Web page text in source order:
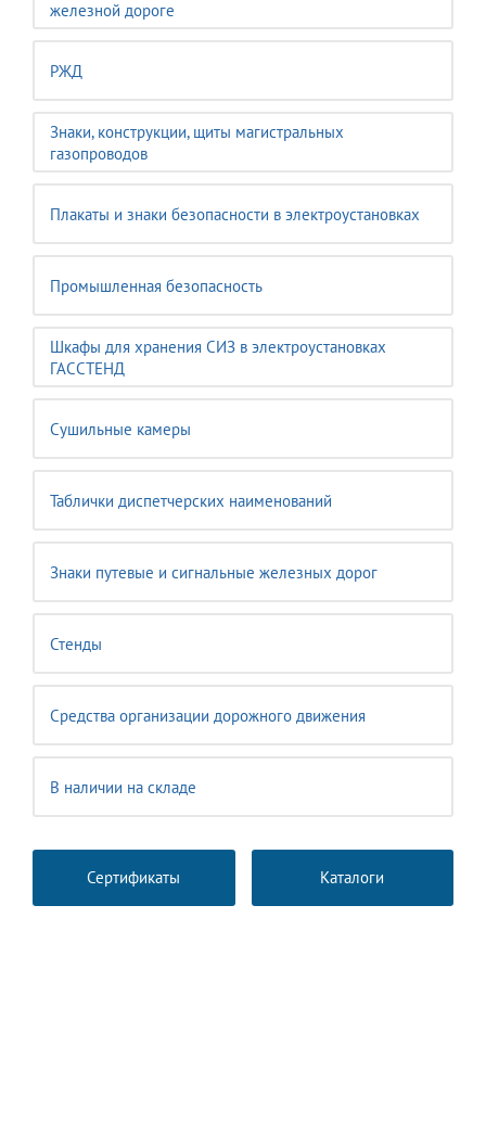
железной дороге
РЖД
Знаки, конструкции, щиты магистральных
газопроводов
Плакаты и знаки безопасности в электроустановках
Промышленная безопасность
Шкафы для хранения СИЗ в электроустановках
ГАССТЕНД
Сушильные камеры
Таблички диспетчерских наименований
Знаки путевые и сигнальные железных дорог
Стенды
Средства организации дорожного движения
В наличии на складе
Сертификаты Каталоги